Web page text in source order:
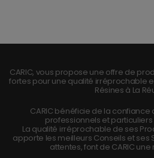
CARIC, vous propose une offre de
fortes pour une qualité irréprochable
Résines à La
CARIC bénéficie de la
professionnels et
La qualité irréprochable de ses
apporte les meilleurs Conseils et ses
attentes, font de CARIC